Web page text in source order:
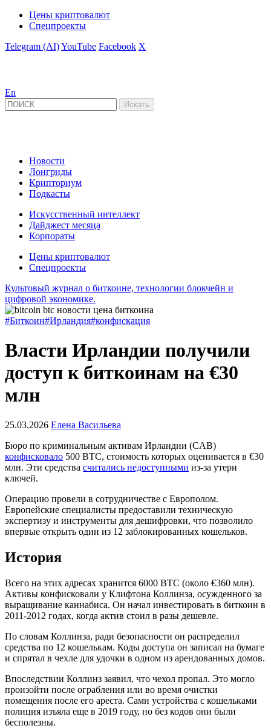
Цены криптовалют
Спецпроекты
Telegram (AI)YouTube Facebook X
En
Новости
Лонгриды
Крипториум
Подкасты
Искусственный интеллект
Дайджест месяца
Корпораты
Цены криптовалют
Спецпроекты
Культовый журнал о биткоине, технологии блокчейн и
цифровой экономике.
#Биткоин#Ирландия#конфискация
Власти Ирландии получили
доступ к биткоинам на €30
млн
25.03.2026 Елена Васильева
Бюро по криминальным активам Ирландии (CAB)
конфисковало 500 BTC, стоимость которых оценивается в €30
млн. Эти средства считались недоступными из-за утери
ключей.
Операцию провели в сотрудничестве с Европолом.
Европейские специалисты предоставили техническую
экспертизу и инструменты для дешифровки, что позволило
впервые открыть один из 12 заблокированных кошельков.
История
Всего на этих адресах хранится 6000 BTC (около €360 млн).
Активы конфисковали у Клифтона Коллинза, осужденного за
выращивание каннабиса. Он начал инвестировать в биткоин в
2011-2012 годах, когда актив стоил в разы дешевле.
По словам Коллинза, ради безопасности он распределил
средства по 12 кошелькам. Коды доступа он записал на бумаге
и спрятал в чехле для удочки в одном из арендованных домов.
Впоследствии Коллинз заявил, что чехол пропал. Это могло
произойти после ограбления или во время очистки
помещения после его ареста. Сами устройства с кошельками
полиция изъяла еще в 2019 году, но без кодов они были
бесполезны.